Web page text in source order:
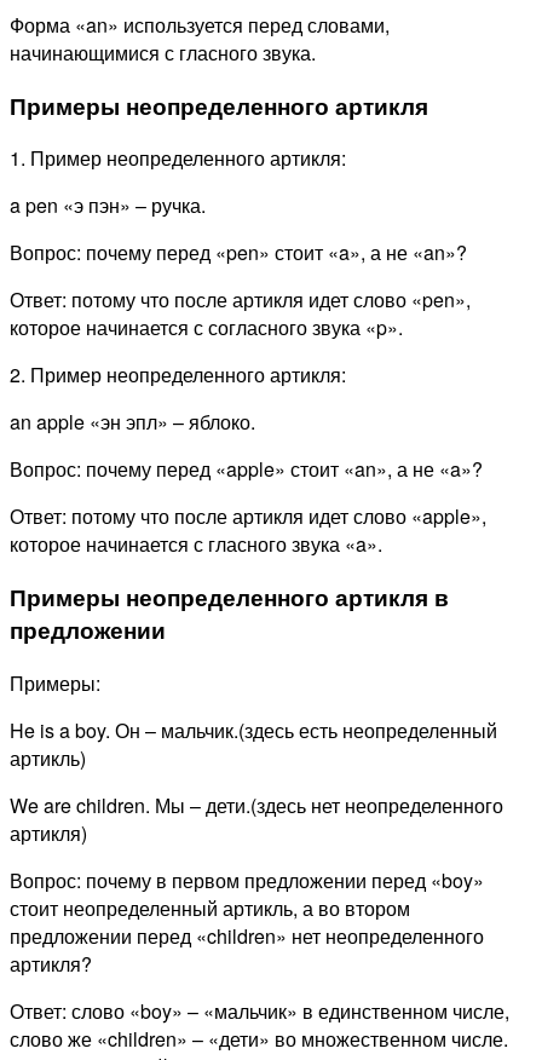
Форма «an» используется перед словами,
начинающимися с гласного звука.
Примеры неопределенного артикля
1. Пример неопределенного артикля:
a pen «э пэн» – ручка.
Вопрос: почему перед «pen» стоит «a», а не «an»?
Ответ: потому что после артикля идет слово «pen»,
которое начинается с согласного звука «p».
2. Пример неопределенного артикля:
an apple «эн эпл» – яблоко.
Вопрос: почему перед «apple» стоит «an», а не «a»?
Ответ: потому что после артикля идет слово «apple»,
которое начинается с гласного звука «a».
Примеры неопределенного артикля в
предложении
Примеры:
He is a boy. Он – мальчик.(здесь есть неопределенный
артикль)
We are children. Мы – дети.(здесь нет неопределенного
артикля)
Вопрос: почему в первом предложении перед «boy»
стоит неопределенный артикль, а во втором
предложении перед «children» нет неопределенного
артикля?
Ответ: слово «boy» – «мальчик» в единственном числе,
слово же «children» – «дети» во множественном числе.